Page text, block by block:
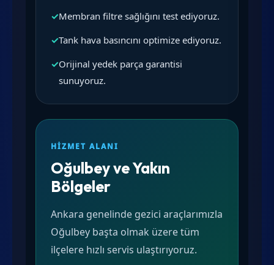
✓Membran filtre sağlığını test ediyoruz.
✓Tank hava basıncını optimize ediyoruz.
✓Orijinal yedek parça garantisi
sunuyoruz.
HIZMET ALANI
Oğulbey ve Yakın
Bölgeler
Ankara genelinde gezici araçlarımızla
Oğulbey başta olmak üzere tüm
ilçelere hızlı servis ulaştırıyoruz.